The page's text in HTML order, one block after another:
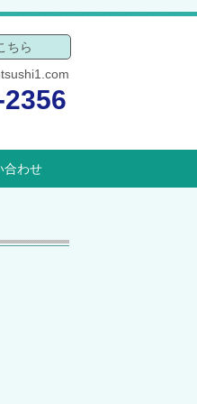
ちら
合わせ